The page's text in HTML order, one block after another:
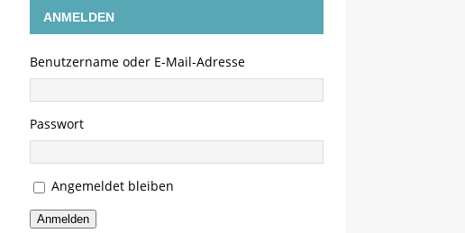
ANMELDEN
Benutzername oder E-Mail-Adresse
Passwort
Angemeldet bleiben
Anmelden